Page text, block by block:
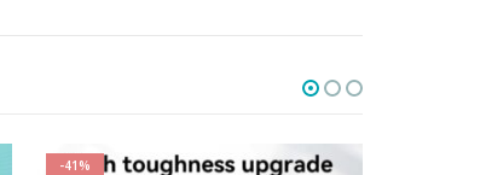
-54%